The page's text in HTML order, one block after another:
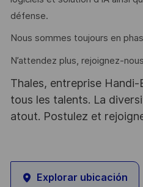
défense.
Nous sommes toujours en
N’attendez plus, rejoignez-
Thales, entreprise
tous les talents. La
atout. Postulez et
Explorar ubicación